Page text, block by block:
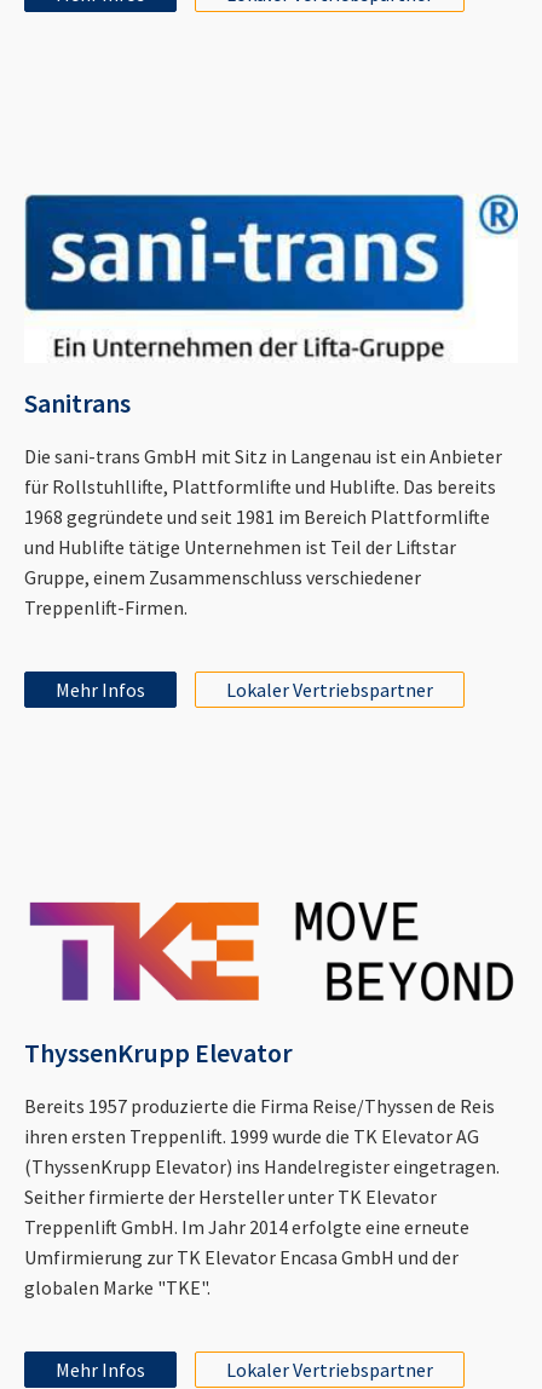
Sanitrans
Die sani-trans GmbH mit Sitz in Langenau ist ein Anbieter
für Rollstuhllifte, Plattformlifte und Hublifte. Das bereits
1968 gegründete und seit 1981 im Bereich Plattformlifte
und Hublifte tätige Unternehmen ist Teil der Liftstar
Gruppe, einem Zusammenschluss verschiedener
Treppenlift-Firmen.
Mehr Infos Lokaler Vertriebspartner
ThyssenKrupp Elevator
Bereits 1957 produzierte die Firma Reise/Thyssen de Reis
ihren ersten Treppenlift. 1999 wurde die TK Elevator AG
(ThyssenKrupp Elevator) ins Handelregister eingetragen.
Seither firmierte der Hersteller unter TK Elevator
Treppenlift GmbH. Im Jahr 2014 erfolgte eine erneute
Umfirmierung zur TK Elevator Encasa GmbH und der
globalen Marke "TKE".
Mehr Infos Lokaler Vertriebspartner